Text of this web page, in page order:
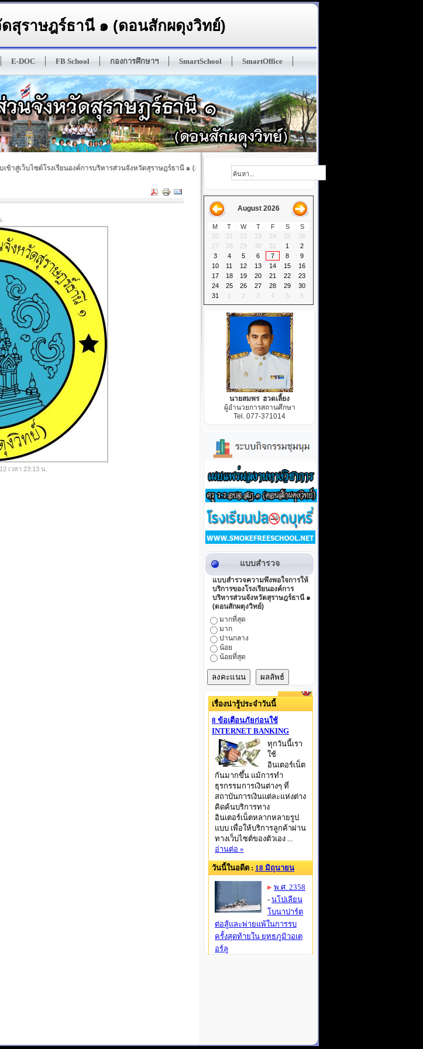
สุราษฎร์ธานี ๑ (ดอนสักผดุงวิทย์)
E-DOC FB School กองการศึกษาฯ SmartSchool SmartOffice
ข้าสู่เว็บไซต์โรงเรียนองค์การบริหารส่วนจังหวัดสุราษฎร์ธานี ๑ (ดอนสักผดุงวิทย์) ปรัญชา : ทนฺโต เสฎโฐ มนุสเสสุ ในมวลหมู่มนุษย์ ผู้ฝึกตนดีแ
เวลา 23:13 น.
August 2026
M T W T F S
S
20
21 22 23 24 25
26
27
28 29 30 31 1
2
3
4 5 6 7 8
9
10
11 12 13 14 15
16
17
18 19 20 21 22
23
24
25 26 27 28 29
30
31
1 2 3 4 5 6
นายสมพร ฮวดเลี้ยง
ผู้อำนวยการสถานศึกษา
Tel. 077-371014
แบบสำรวจ
แบบสำรวจความพึงพอใจการให้
บริการของโรงเรียนองค์การ
บริหารส่วนจังหวัดสุราษฎร์ธานี ๑
(ดอนสักผดุงวิทย์)
มากที่สุด
มาก
ปานกลาง
น้อย
น้อยที่สุด